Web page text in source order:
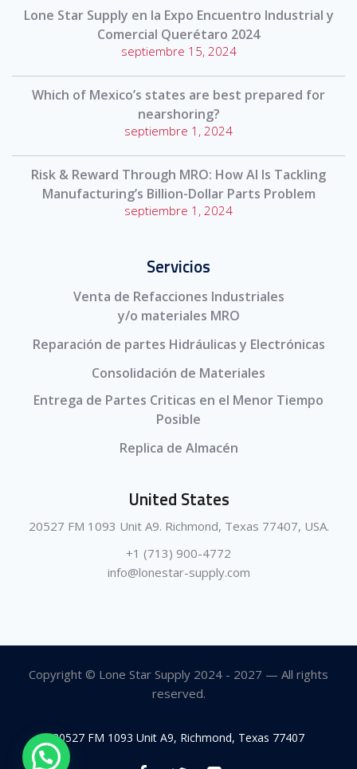
Lone Star Supply en la Expo Encuentro Industrial y
Comercial Querétaro 2024
septiembre 15, 2024
Which of Mexico’s states are best prepared for
nearshoring?
septiembre 1, 2024
Risk & Reward Through MRO: How AI Is Tackling
Manufacturing’s Billion-Dollar Parts Problem
septiembre 1, 2024
Servicios
Venta de Refacciones Industriales
y/o materiales MRO
Reparación de partes Hidráulicas y Electrónicas
Consolidación de Materiales
Entrega de Partes Criticas en el Menor Tiempo
Posible
Replica de Almacén
United States
20527 FM 1093 Unit A9. Richmond, Texas 77407, USA.
+1 (713) 900-4772
info@lonestar-supply.com
Copyright © Lone Star Supply 2024 - 2027 — All rights
reserved.
20527 FM 1093 Unit A9, Richmond, Texas 77407